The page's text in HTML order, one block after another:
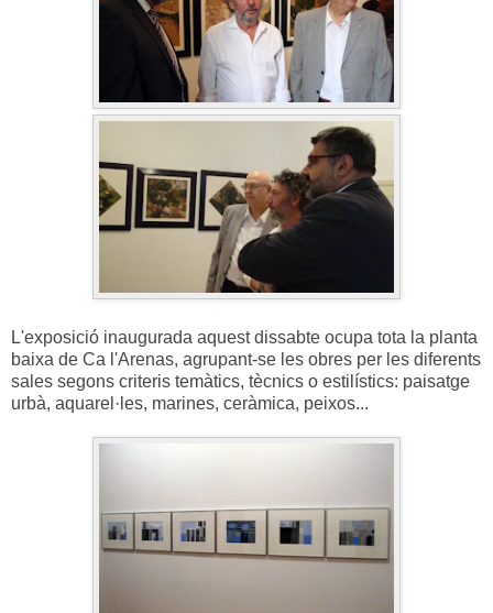
L'exposició inaugurada aquest dissabte ocupa tota la planta
baixa de Ca l'Arenas, agrupant-se les obres per les diferents
sales segons criteris temàtics, tècnics o estilístics: paisatge
urbà, aquarel·les, marines, ceràmica, peixos...